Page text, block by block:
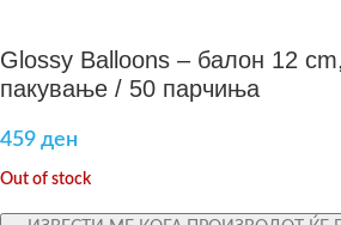
Glossy Balloons – балон 12
пакување / 50 парчиња
459 ден
Out of stock